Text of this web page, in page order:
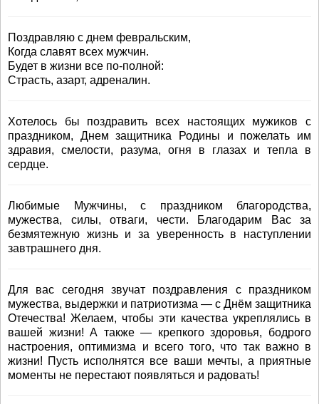
Поздравляю с днем февральским,
Когда славят всех мужчин.
Будет в жизни все по-полной:
Страсть, азарт, адреналин.
Хотелось бы поздравить всех настоящих мужиков с
праздником, Днем защитника Родины и пожелать им
здравия, смелости, разума, огня в глазах и тепла в
сердце.
Любимые Мужчины, с праздником благородства,
мужества, силы, отваги, чести. Благодарим Вас за
безмятежную жизнь и за уверенность в наступлении
завтрашнего дня.
Для вас сегодня звучат поздравления с праздником
мужества, выдержки и патриотизма — с Днём защитника
Отечества! Желаем, чтобы эти качества укреплялись в
вашей жизни! А также — крепкого здоровья, бодрого
настроения, оптимизма и всего того, что так важно в
жизни! Пусть исполнятся все ваши мечты, а приятные
моменты не перестают появляться и радовать!